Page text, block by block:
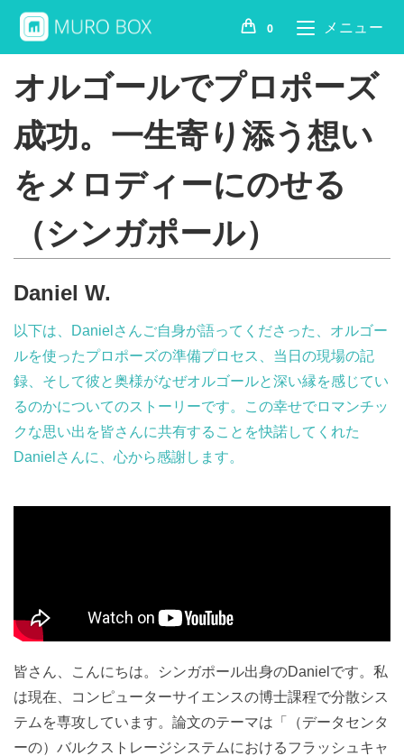
0 メニュー
オルゴールでプロポーズ
成功。一生寄り添う想い
をメロディーにのせる
（シンガポール）
Daniel W.
以下は、Danielさんご自身が語ってくださった、オルゴー
ルを使ったプロポーズの準備プロセス、当日の現場の記
録、そして彼と奥様がなぜオルゴールと深い縁を感じてい
るのかについてのストーリーです。この幸せでロマンチッ
クな思い出を皆さんに共有することを快諾してくれた
Danielさんに、心から感謝します。
皆さん、こんにちは。シンガポール出身のDanielです。私
は現在、コンピューターサイエンスの博士課程で分散シス
テムを専攻しています。論文のテーマは「（データセンタ
ーの）バルクストレージシステムにおけるフラッシュキャ